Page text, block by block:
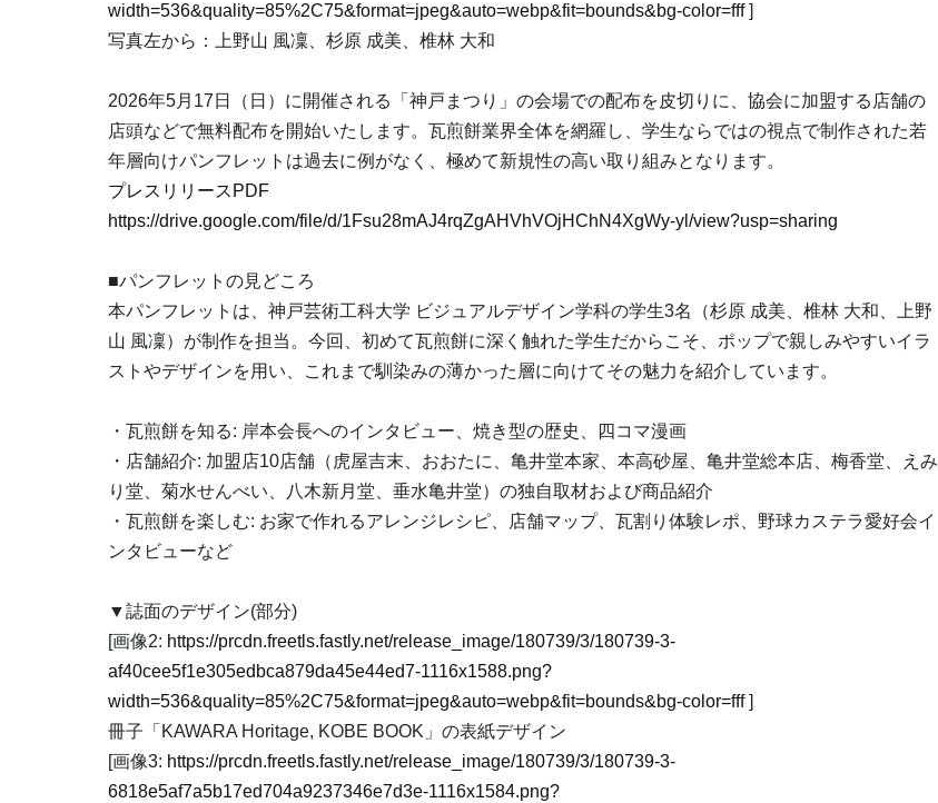
width=536&quality=85%2C75&format=jpeg&auto=webp&fit=bounds&bg-color=fff]
写真左から：上野山 風凜、杉原 成美、椎林 大和
2026年5月17日（日）に開催される「神戸まつり」の会場での配布を皮切りに、協会に加盟する店舗の
店頭などで無料配布を開始いたします。瓦煎餅業界全体を網羅し、学生ならではの視点で制作された若
年層向けパンフレットは過去に例がなく、極めて新規性の高い取り組みとなります。
プレスリリースPDF
https://drive.google.com/file/d/1Fsu28mAJ4rqZgAHVhVOjHChN4XgWy-yl/view?usp=sharing
■パンフレットの見どころ
本パンフレットは、神戸芸術工科大学 ビジュアルデザイン学科の学生3名（杉原 成美、椎林 大和、上野
山 風凜）が制作を担当。今回、初めて瓦煎餅に深く触れた学生だからこそ、ポップで親しみやすいイラ
ストやデザインを用い、これまで馴染みの薄かった層に向けてその魅力を紹介しています。
・瓦煎餅を知る: 岸本会長へのインタビュー、焼き型の歴史、四コマ漫画
・店舗紹介: 加盟店10店舗（虎屋吉末、おおたに、亀井堂本家、本高砂屋、亀井堂総本店、梅香堂、えみ
り堂、菊水せんべい、八木新月堂、垂水亀井堂）の独自取材および商品紹介
・瓦煎餅を楽しむ: お家で作れるアレンジレシピ、店舗マップ、瓦割り体験レポ、野球カステラ愛好会イ
ンタビューなど
▼誌面のデザイン(部分)
[画像2: https://prcdn.freetls.fastly.net/release_image/180739/3/180739-3-
af40cee5f1e305edbca879da45e44ed7-1116x1588.png?
width=536&quality=85%2C75&format=jpeg&auto=webp&fit=bounds&bg-color=fff]
冊子「KAWARA Horitage, KOBE BOOK」の表紙デザイン
[画像3: https://prcdn.freetls.fastly.net/release_image/180739/3/180739-3-
6818e5af7a5b17ed704a9237346e7d3e-1116x1584.png?